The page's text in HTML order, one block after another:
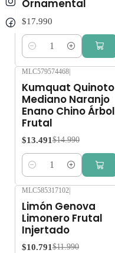
Ornamental
$17.990
Cantidad
MLC579574468|
Kumquat Quinoto
Mediano Naranjo
Enano Chino Árbol
Frutal
$13.491 $14.990
Cantidad
MLC585317102
Limón Genova
Limonero Frutal
Injertado
$10.791 $11.990